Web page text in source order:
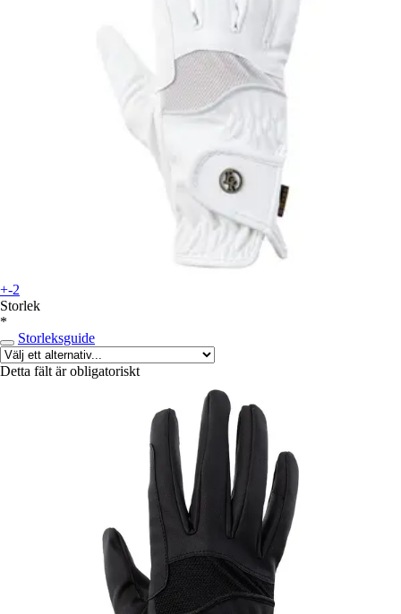
+-2
Storlek
*
Storleksguide
Detta fält är obligatoriskt